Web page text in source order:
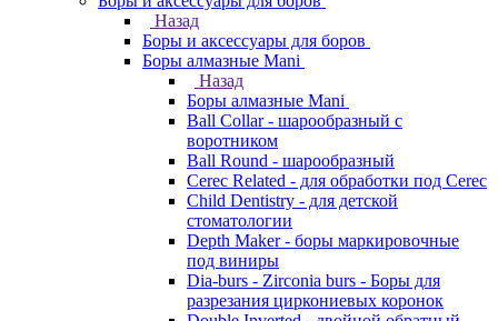
Назад
Боры и аксессуары для боров
Боры алмазные Mani
Назад
Боры алмазные Mani
Ball Collar - шарообразный c
воротником
Ball Round - шарообразный
Cerec Related - для обработки под Cerec
Child Dentistry - для детской
стоматологии
Depth Maker - боры маркировочные
под виниры
Dia-burs - Zirconia burs - Боры для
разрезания циркониевых коронок